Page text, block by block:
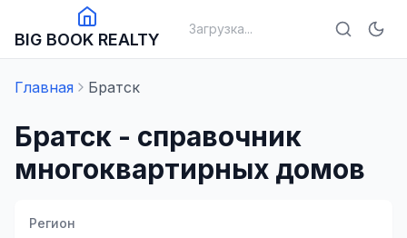
BIG BOOK REALTY
Загрузка...
Главная Братск
Братск - справочник
многоквартирных домов
Регион